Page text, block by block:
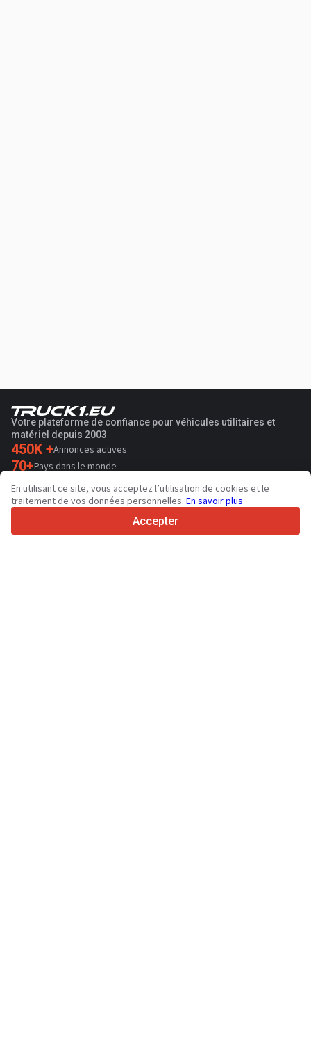
Votre plateforme de confiance pour véhicules utilitaires et
matériel depuis 2003
450K +Annonces actives
70+Pays dans le monde
36 Langues prises en charge
4.7/5
En utilisant ce site, vous acceptez l’utilisation de cookies et le
traitement de vos données personnelles. En savoir plus
Accepter